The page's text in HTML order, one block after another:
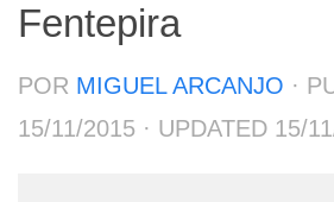
Fentepira
POR MIGUEL ARCANJO ·
15/11/2015 · UPDATED 15/